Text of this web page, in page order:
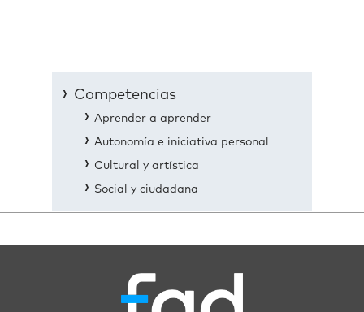
Competencias
Aprender a aprender
Autonomía e iniciativa personal
Cultural y artística
Social y ciudadana